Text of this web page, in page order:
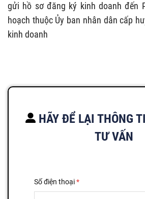
gửi hồ sơ đăng ký kinh doanh đến
hoạch thuộc Ủy ban nhân dân cấp
kinh doanh
HÃY ĐỂ LẠI THÔNG
TƯ VẤN